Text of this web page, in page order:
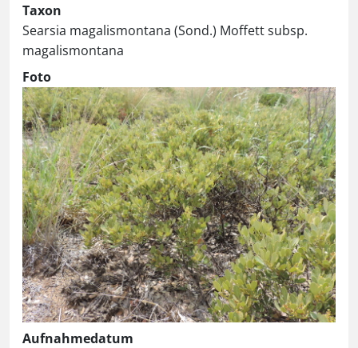
Taxon
Searsia magalismontana (Sond.) Moffett subsp.
magalismontana
Foto
Aufnahmedatum